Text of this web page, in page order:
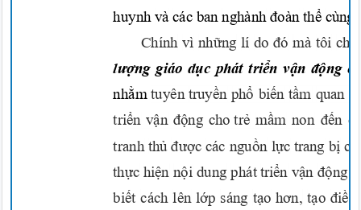
huynh và các ban nghànhđoàn thể
Chính vìnhững lí dođómà tôi
lượnggiáodục pháttriển vận động
nhằmtuyêntruyền phổ biến tầm quan
triển vận động chotrẻ mầmnon đến
tranh thủ được các nguồn lực trang bị
thực hiện nộidung pháttriển vận động
biếtcách lên lớp sáng tạo hơn, tạo